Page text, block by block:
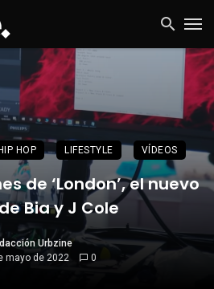
HIP HOP LIFESTYLE VÍDEOS
de ‘London’, el nuevo
Bia y J Cole
Urbzine
mayo de 2022
0